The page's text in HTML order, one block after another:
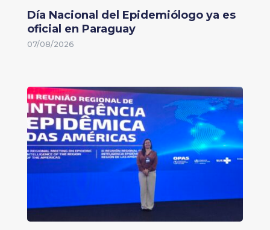
Día Nacional del Epidemiólogo ya es
oficial en Paraguay
07/08/2026